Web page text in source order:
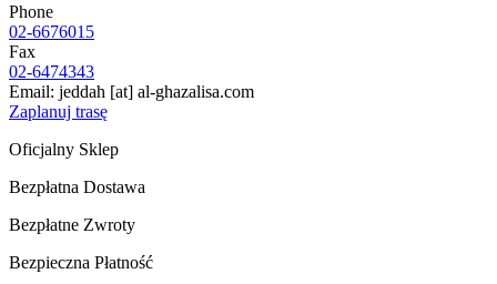
Phone
02-6676015
Fax
02-6474343
Email: jeddah [at] al-ghazalisa.com
Zaplanuj trasę
Oficjalny Sklep
Bezpłatna Dostawa
Bezpłatne Zwroty
Bezpieczna Płatność